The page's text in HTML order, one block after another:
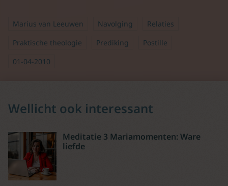
Marius van Leeuwen Navolging
Relaties
Praktische theologie
Prediking
Postille
01-04-2010
Wellicht ook interessant
Meditatie 3 Mariamomenten: Ware
liefde